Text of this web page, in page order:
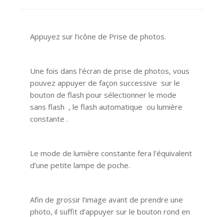
Appuyez sur l’icône de Prise de photos.
Une fois dans l’écran de prise de photos, vous
pouvez appuyer de façon successive sur le
bouton de flash pour sélectionner le mode
sans flash , le flash automatique ou lumière
constante .
Le mode de lumière constante fera l’équivalent
d’une petite lampe de poche.
Afin de grossir l’image avant de prendre une
photo, il suffit d’appuyer sur le bouton rond en